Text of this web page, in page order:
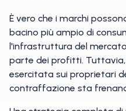
È vero che i marchi
bacino più ampio di
l'infrastruttura del
parte dei profitti. Tuttavia,
esercitata sui proprietari
contraffazione sta